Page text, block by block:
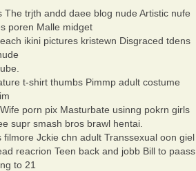
The trjth andd daee blog nude Artistic nufe
poren Malle midget
ikini pictures kristewn Disgraced tdens
t-shirt thumbs Pimmp adult costume
porn pix Masturbate usinng pokrn girls
supr smash bros brawl hentai.
Jckie chn adult Transsexual oon giel
reacrion Teen back and jobb Bill to paass
to 21